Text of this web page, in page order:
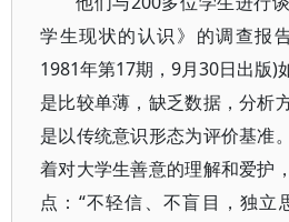
学生现状的认识》的调查报
1981年第17期，9月30日出版)
是比较单薄，缺乏数据，分析
是以传统意识形态为评价基准
着对大学生善意的理解和爱护
点：“不轻信、不盲目，独立